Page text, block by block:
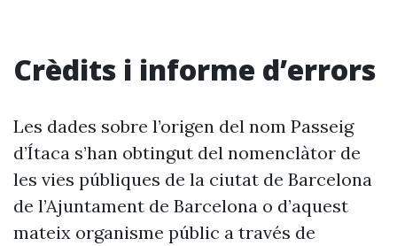
Crèdits i informe d’errors
Les dades sobre l’origen del nom Passeig
d’Ítaca s’han obtingut del nomenclàtor de
les vies públiques de la ciutat de Barcelona
de l’Ajuntament de Barcelona o d’aquest
mateix organisme públic a través de